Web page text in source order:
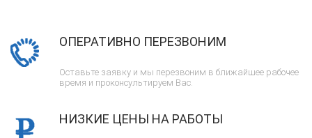
ОПЕРАТИВНО ПЕРЕЗВОНИМ
Оставьте заявку и мы перезвоним в ближайшее рабочее
время и проконсультируем Вас.
НИЗКИЕ ЦЕНЫ НА РАБОТЫ